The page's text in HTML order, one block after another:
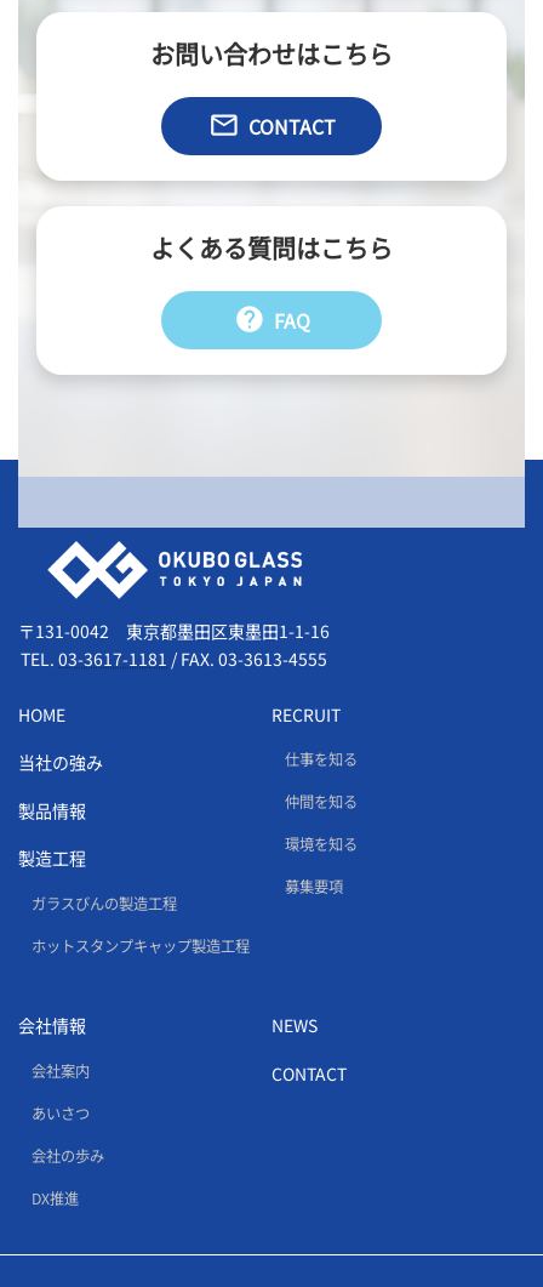
お問い合わせはこちら
email CONTACT
よくある質問はこちら
help FAQ
会社情報
〒131-0042 東京都墨田区東墨田1-1-16
TEL. 03-3617-1181 / FAX. 03-3613-4555
HOME
当社の強み
製品情報
製造工程
ガラスびんの製造工程
ホットスタンプキャップ製造工程
RECRUIT
仕事を知る
仲間を知る
環境を知る
募集要項
会社情報
会社案内
あいさつ
会社の歩み
DX推進
NEWS
CONTACT